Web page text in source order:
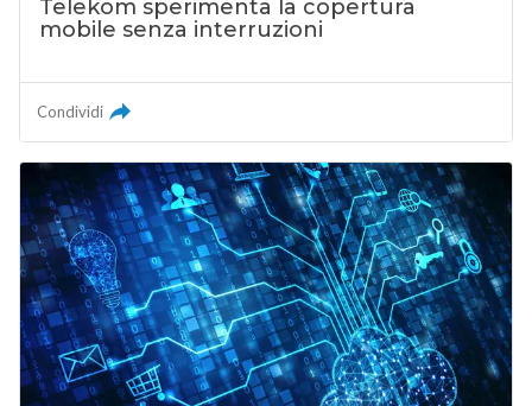
Telekom sperimenta la copertura
mobile senza interruzioni
Condividi